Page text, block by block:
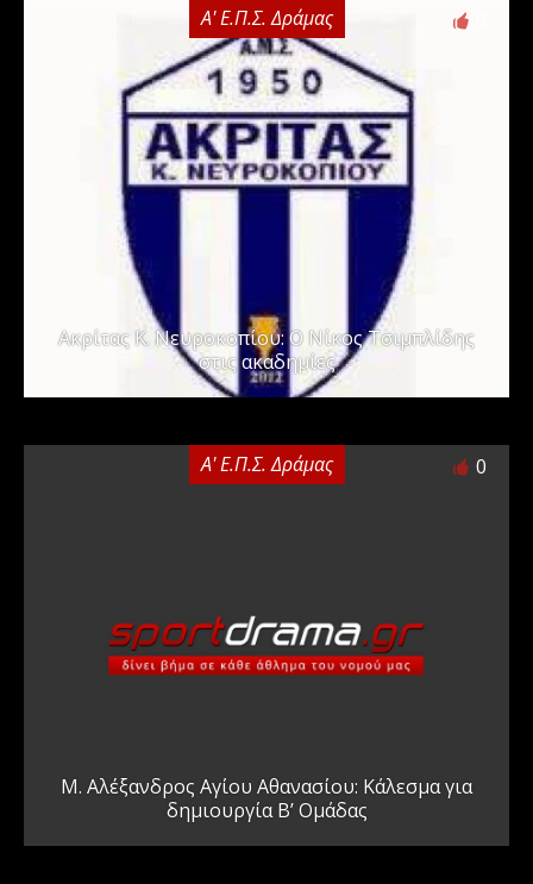
Α' Ε.Π.Σ. Δράμας
Ακρίτας Κ. Νευροκοπίου: Ο Νίκος Τσιμπλίδης
στις ακαδημίες
Α' Ε.Π.Σ. Δράμας 0
Μ. Αλέξανδρος Αγίου Αθανασίου: Κάλεσμα για
δημιουργία Β’ Ομάδας